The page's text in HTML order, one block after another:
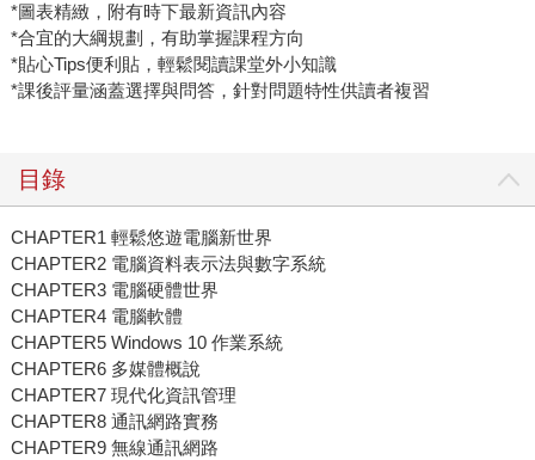
*圖表精緻，附有時下最新資訊內容
*合宜的大綱規劃，有助掌握課程方向
*貼心Tips便利貼，輕鬆閱讀課堂外小知識
*課後評量涵蓋選擇與問答，針對問題特性供讀者複習
目錄
CHAPTER1 輕鬆悠遊電腦新世界
CHAPTER2 電腦資料表示法與數字系統
CHAPTER3 電腦硬體世界
CHAPTER4 電腦軟體
CHAPTER5 Windows 10 作業系統
CHAPTER6 多媒體概說
CHAPTER7 現代化資訊管理
CHAPTER8 通訊網路實務
CHAPTER9 無線通訊網路